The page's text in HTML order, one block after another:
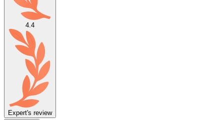
4.4
Expert's review